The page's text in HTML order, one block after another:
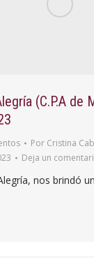
(C.P.A de
Por Cristina
Deja un
nos brindó